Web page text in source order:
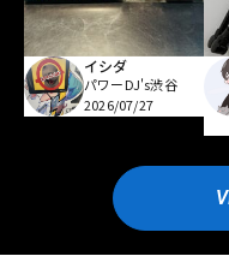
イシダ
パワーDJ's渋谷
2026/07/27